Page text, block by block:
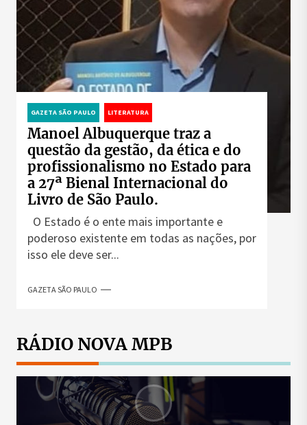
GAZETA SÃO PAULO LITERATURA
Manoel Albuquerque traz a
questão da gestão, da ética e do
profissionalismo no Estado para
a 27ª Bienal Internacional do
Livro de São Paulo.
O Estado é o ente mais importante e
poderoso existente em todas as nações, por
isso ele deve ser...
GAZETA SÃO PAULO
RÁDIO NOVA MPB